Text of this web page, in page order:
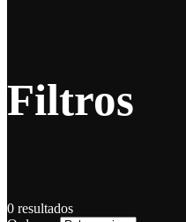
Filtros
0 resultados